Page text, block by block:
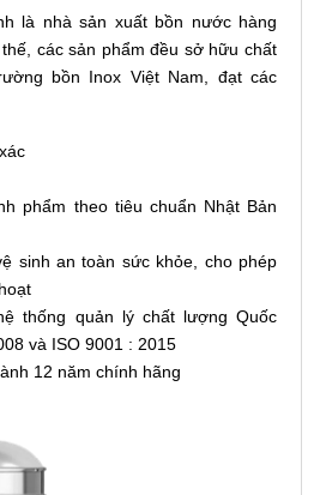
là nhà sản xuất bồn nước hàng
các sản phẩm đều sở hữu chất
bồn Inox Việt Nam, đạt các
phẩm theo tiêu chuẩn Nhật Bản
sinh an toàn sức khỏe, cho phép
thống quản lý chất lượng Quốc
và ISO 9001 : 2015
12 năm chính hãng